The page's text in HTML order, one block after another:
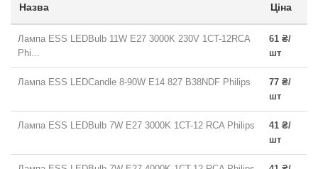
Назва Ціна
Лампа ESS LEDBulb 11W E27 3000K 230V 1CT-12RCA
Phi...
61 ₴/
шт
Лампа ESS LEDCandle 8-90W E14 827 B38NDF Philips
77 ₴/
шт
Лампа ESS LEDBulb 7W E27 3000K 1CT-12 RCA Philips
41 ₴/
шт